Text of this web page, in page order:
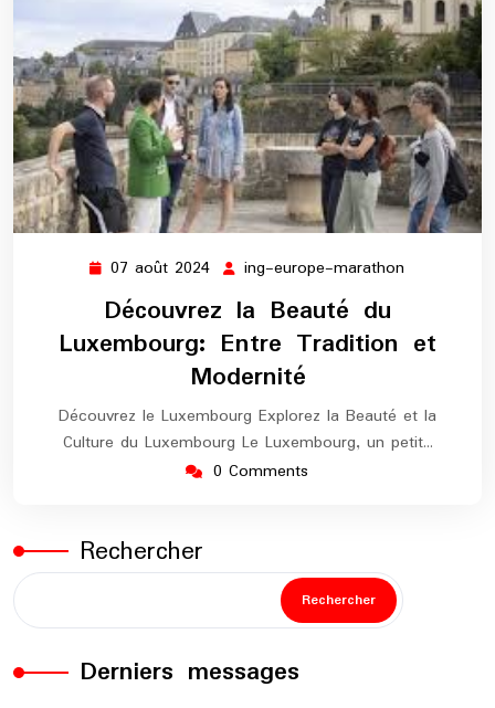
07 août 2024 07
août
2024
ing-europe-marathon
Découvrez la Beauté du
Luxembourg: Entre Tradition et
Modernité
Découvrez le Luxembourg Explorez la Beauté et la
Culture du Luxembourg Le Luxembourg, un petit…
0 Comments
Rechercher
Rechercher
Derniers messages